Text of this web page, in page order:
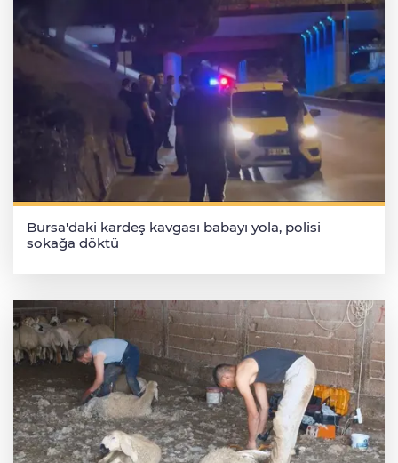
Bursa'daki kardeş kavgası babayı yola, polisi
sokağa döktü